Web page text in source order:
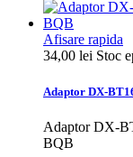
Afisare rapida
34,00 lei Stoc
Adaptor DX-
Adaptor DX-
BQB